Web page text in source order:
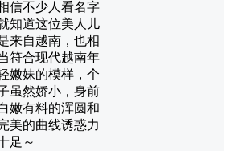
信不少人看名字
知道这位美人儿
来自越南，也相
符合现代越南年
嫩妹的模样，个
虽然娇小，身前
嫩有料的浑圆和
美的曲线诱惑力
足～